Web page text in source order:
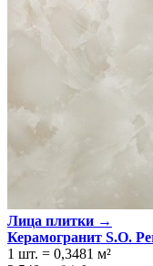
Лица плитки →
Керамогранит S.O.
1 шт. = 0,3481 м²